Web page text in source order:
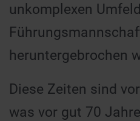
unkomplexen
heruntergebrochen
Diese Zeiten sind
was vor gut 70